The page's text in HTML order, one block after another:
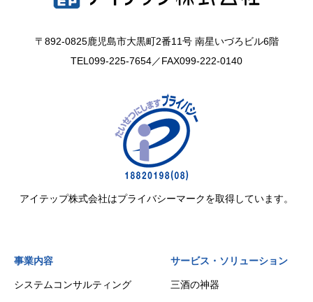
〒892-0825鹿児島市大黒町2番11号 南星いづろビル6階
TEL 099-225-7654／FAX099-222-0140
アイテップ株式会社はプライバシーマークを取得しています。
事業内容
システムコンサルティング
サービス・ソリューション
三酒の神器